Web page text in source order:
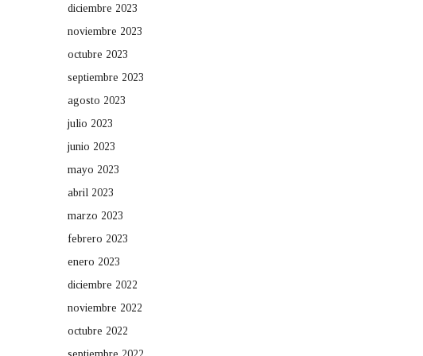
diciembre 2023
noviembre 2023
octubre 2023
septiembre 2023
agosto 2023
julio 2023
junio 2023
mayo 2023
abril 2023
marzo 2023
febrero 2023
enero 2023
diciembre 2022
noviembre 2022
octubre 2022